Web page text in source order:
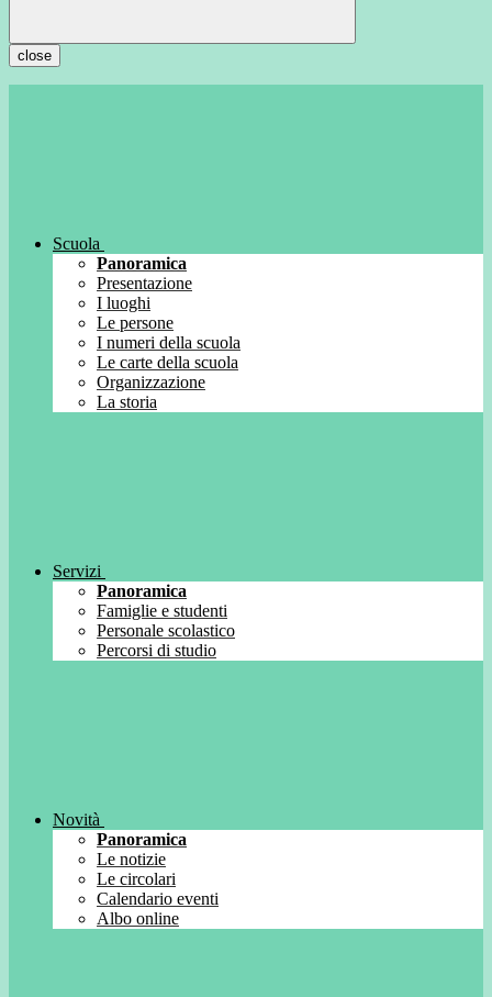
close
Scuola
Panoramica
Presentazione
I luoghi
Le persone
I numeri della scuola
Le carte della scuola
Organizzazione
La storia
Servizi
Panoramica
Famiglie e studenti
Personale scolastico
Percorsi di studio
Novità
Panoramica
Le notizie
Le circolari
Calendario eventi
Albo online